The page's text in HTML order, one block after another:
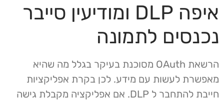
איפה DLP ומודיעין סייבר
נכנסים לתמונה
הרשאת OAuth מסוכנת בעיקר בגלל מה שהיא
מאפשרת לעשות עם מידע. לכן בקרת אפליקציות
חייבת להתחבר ל DLP. אם אפליקציה מקבלת גישה